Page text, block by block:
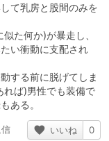
て乳房と股間のみを
た何か)が暴走し、
い衝動に支配され
する前に脱げてしま
れば)男性でも装備で
ある。
いいね 0